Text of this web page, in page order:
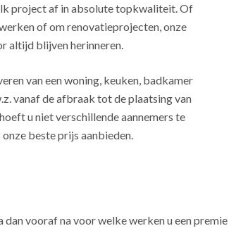
project af in absolute topkwaliteit. Of
of om renovatieprojecten, onze
altijd blijven herinneren.
van een woning, keuken, badkamer
vanaf de afbraak tot de plaatsing van
u niet verschillende aannemers te
beste prijs aanbieden.
dan vooraf na voor welke werken u een premie